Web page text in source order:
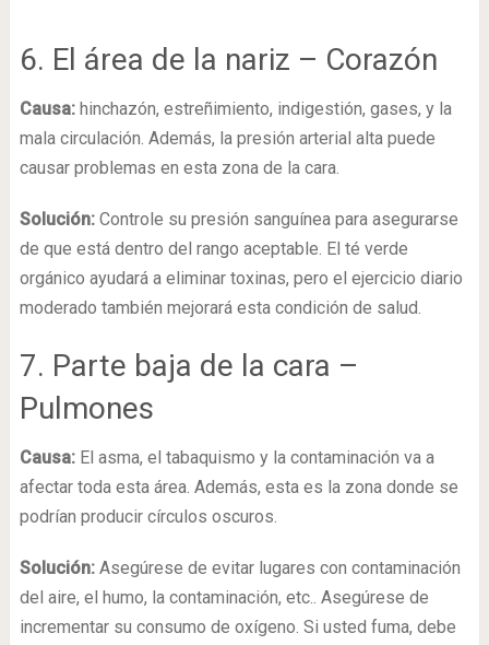
6. El área de la nariz – Corazón
Causa:hinchazón, estreñimiento, indigestión, gases, y la
mala circulación. Además, la presión arterial alta puede
causar problemas en esta zona de la cara.
Solución:Controle su presión sanguínea para asegurarse
de que está dentro del rango aceptable. El té verde
orgánico ayudará a eliminar toxinas, pero el ejercicio diario
moderado también mejorará esta condición de salud.
7. Parte baja de la cara –
Pulmones
Causa:El asma, el tabaquismo y la contaminación va a
afectar toda esta área. Además, esta es la zona donde se
podrían producir círculos oscuros.
Solución:Asegúrese de evitar lugares con contaminación
del aire, el humo, la contaminación, etc.. Asegúrese de
incrementar su consumo de oxígeno. Si usted fuma, debe